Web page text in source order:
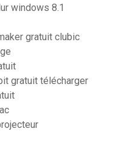
windows 8.1
gratuit clubic
gratuit télécharger